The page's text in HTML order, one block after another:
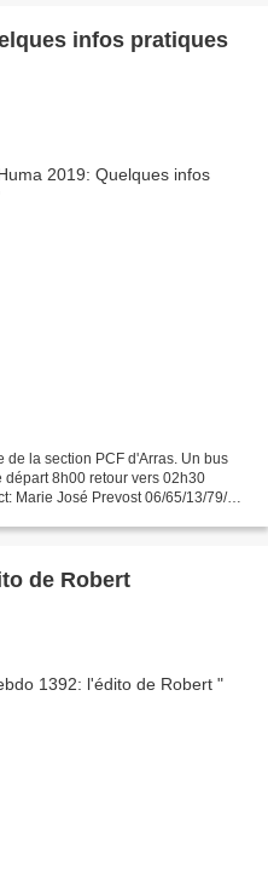
infos pratiques
la section PCF d'Arras. Un bus
8h00 retour vers 02h30
Marie José Prevost 06/65/13/79/65
de Robert